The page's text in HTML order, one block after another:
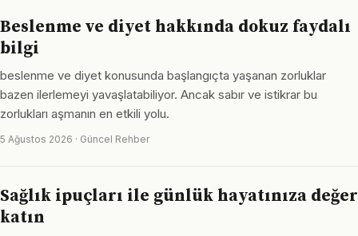
Beslenme ve diyet hakkında dokuz faydalı
bilgi
beslenme ve diyet konusunda başlangıçta yaşanan zorluklar
bazen ilerlemeyi yavaşlatabiliyor. Ancak sabır ve istikrar bu
zorlukları aşmanın en etkili yolu.
5 Ağustos 2026 · Güncel Rehber
Sağlık ipuçları ile günlük hayatınıza değer
katın